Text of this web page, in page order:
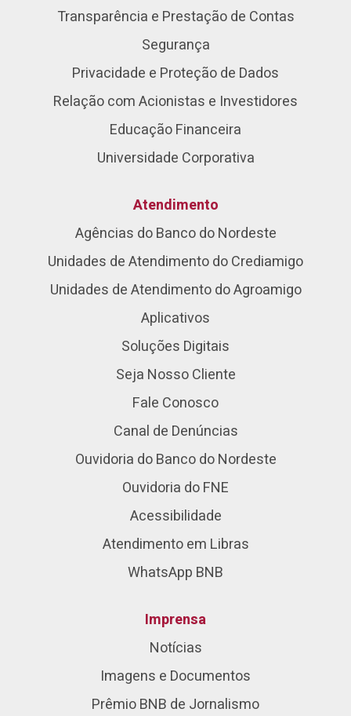
Transparência e Prestação de Contas
Segurança
Privacidade e Proteção de Dados
Relação com Acionistas e Investidores
Educação Financeira
Universidade Corporativa
Atendimento
Agências do Banco do Nordeste
Unidades de Atendimento do Crediamigo
Unidades de Atendimento do Agroamigo
Aplicativos
Soluções Digitais
Seja Nosso Cliente
Fale Conosco
Canal de Denúncias
Ouvidoria do Banco do Nordeste
Ouvidoria do FNE
Acessibilidade
Atendimento em Libras
WhatsApp BNB
Imprensa
Notícias
Imagens e Documentos
Prêmio BNB de Jornalismo